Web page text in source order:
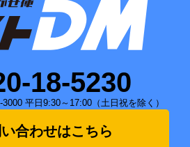
18-5230
平日9:30～17:00（土日祝を除く）
合わせはこちら